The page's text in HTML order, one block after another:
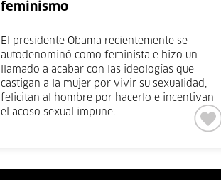
feminismo
El presidente Obama recientemente se
autodenominó como feminista e hizo un
llamado a acabar con las ideologías que
castigan a la mujer por vivir su sexualidad,
felicitan al hombre por hacerlo e incentivan
el acoso sexual impune.